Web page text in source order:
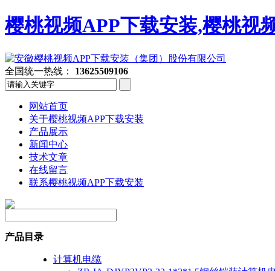
樱桃视频APP下载安装,樱桃视
全国统一热线： 13625509106
网站首页
关于樱桃视频APP下载安装
产品展示
新闻中心
技术文章
在线留言
联系樱桃视频APP下载安装
产品目录
计算机电缆